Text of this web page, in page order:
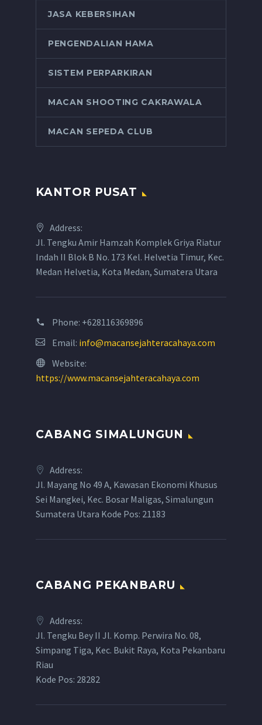
JASA KEBERSIHAN
PENGENDALIAN HAMA
SISTEM PERPARKIRAN
MACAN SHOOTING CAKRAWALA
MACAN SEPEDA CLUB
KANTOR PUSAT
Address:
Jl. Tengku Amir Hamzah Komplek Griya Riatur
Indah II Blok B No. 173 Kel. Helvetia Timur, Kec.
Medan Helvetia, Kota Medan, Sumatera Utara
Phone: +628116369896
Email: info@macansejahteracahaya.com
Website:
https://www.macansejahteracahaya.com
CABANG SIMALUNGUN
Address:
Jl. Mayang No 49 A, Kawasan Ekonomi Khusus
Sei Mangkei, Kec. Bosar Maligas, Simalungun
Sumatera Utara Kode Pos: 21183
CABANG PEKANBARU
Address:
Jl. Tengku Bey II Jl. Komp. Perwira No. 08,
Simpang Tiga, Kec. Bukit Raya, Kota Pekanbaru
Riau
Kode Pos: 28282